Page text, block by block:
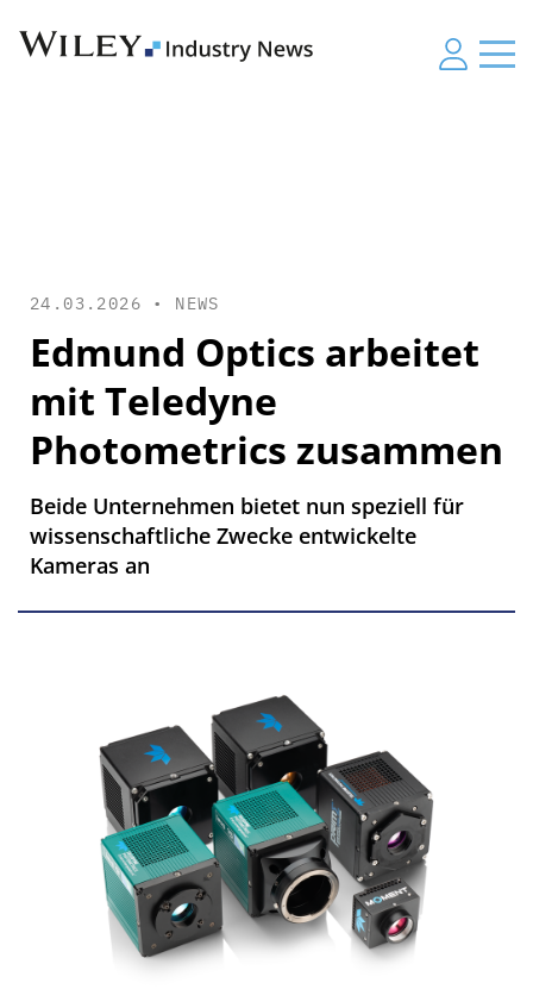
24.03.2026 • NEWS
Edmund Optics arbeitet
mit Teledyne
Photometrics zusammen
Beide Unternehmen bietet nun speziell für
wissenschaftliche Zwecke entwickelte
Kameras an